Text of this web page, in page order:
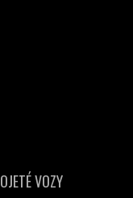
OJETÉ VOZY